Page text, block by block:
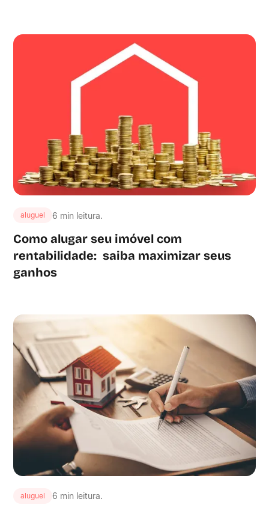
aluguel 6 min leitura.
Como alugar seu imóvel com
rentabilidade: saiba maximizar seus
ganhos
aluguel 6 min leitura.